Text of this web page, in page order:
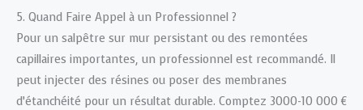
5. Quand Faire Appel à un Professionnel ?
Pour un salpêtre sur mur persistant ou des remontées
capillaires importantes, un professionnel est recommandé. Il
peut injecter des résines ou poser des membranes
d’étanchéité pour un résultat durable. Comptez 3000-10 000 €